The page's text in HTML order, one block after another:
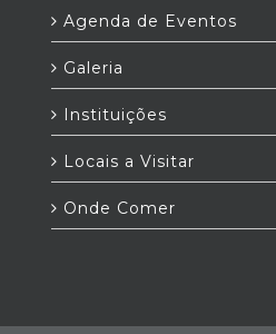
Agenda de Eventos
Galeria
Instituições
Locais a Visitar
Onde Comer